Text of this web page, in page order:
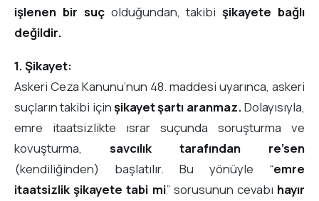
işlenen bir suçolduğundan, takibişikayete bağlı
değildir.
1. Şikayet:
Askeri Ceza Kanunu’nun 48. maddesi uyarınca, askeri
suçların takibi içinşikayet şartı aranmaz.Dolayısıyla,
emre itaatsizlikte ısrar suçunda soruşturma ve
kovuşturma, savcılık tarafından re’sen
(kendiliğinden) başlatılır. Bu yönüyle “emre
itaatsizlik şikayete tabi mi” sorusunun cevabı hayır